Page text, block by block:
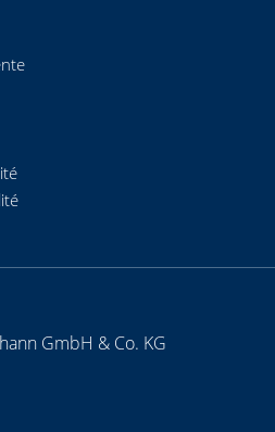
GmbH & Co. KG